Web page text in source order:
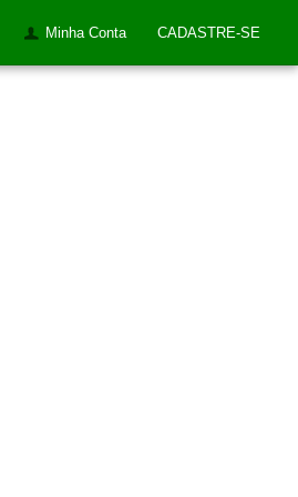
Minha Conta CADASTRE-SE